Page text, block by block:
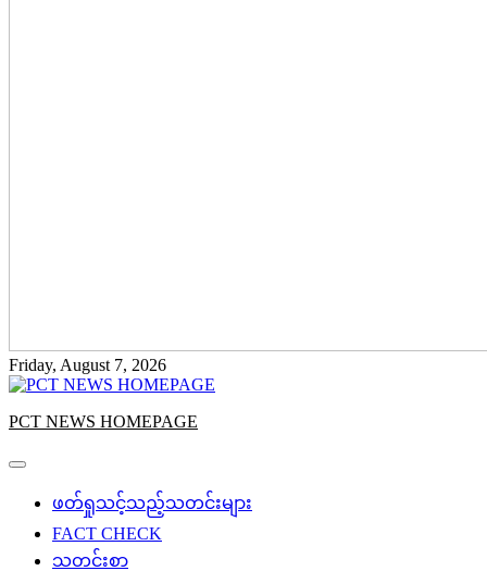
Friday, August 7, 2026
PCT NEWS HOMEPAGE
ဖတ်ရှုသင့်သည့်သတင်းများ
FACT CHECK
သတင်းစာ